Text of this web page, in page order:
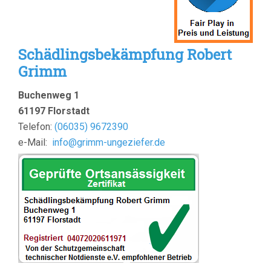
Schädlingsbekämpfung Robert
Grimm
Buchenweg 1
61197 Florstadt
Telefon: (06035) 9672390
e-Mail: info@grimm-ungeziefer.de